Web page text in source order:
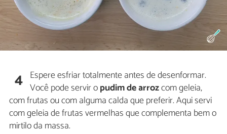
4 Espere esfriar totalmente antes de desenformar.
Você pode servir opudim de arrozcom geleia,
com frutas ou com alguma calda que preferir. Aqui servi
com geleia de frutas vermelhas que complementa bem o
mirtilo da massa.